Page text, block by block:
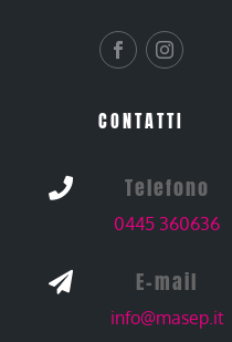
CONTATTI
 Telefono
0445 360636
 E-mail
info@masep.it